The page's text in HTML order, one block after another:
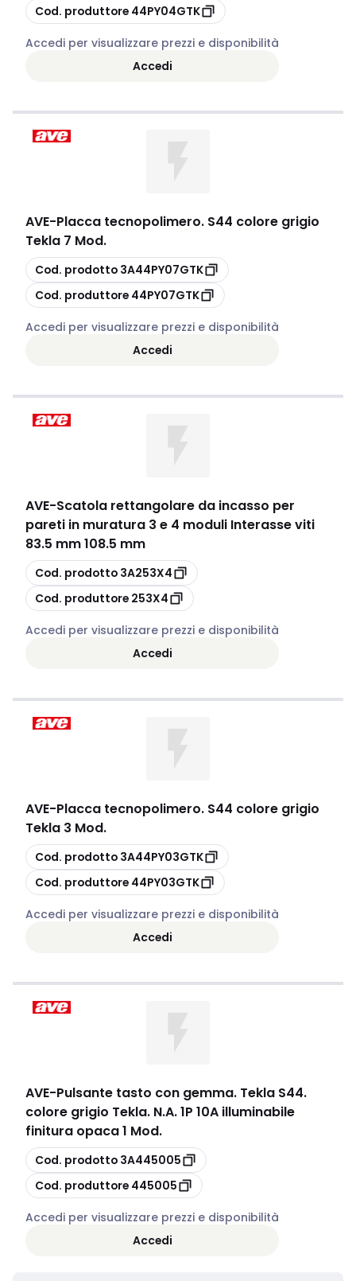
copia
Cod. produttore 44PY04GTK
Accedi per visualizzare prezzi e disponibilità
Accedi
AVE-Placca tecnopolimero. S44 colore grigio
Tekla 7 Mod.
copia
Cod. prodotto 3A44PY07GTK
copia
Cod. produttore 44PY07GTK
Accedi per visualizzare prezzi e disponibilità
Accedi
AVE-Scatola rettangolare da incasso per
pareti in muratura 3 e 4 moduli Interasse viti
83.5 mm 108.5 mm
copia
Cod. prodotto 3A253X4
copia
Cod. produttore 253X4
Accedi per visualizzare prezzi e disponibilità
Accedi
AVE-Placca tecnopolimero. S44 colore grigio
Tekla 3 Mod.
copia
Cod. prodotto 3A44PY03GTK
copia
Cod. produttore 44PY03GTK
Accedi per visualizzare prezzi e disponibilità
Accedi
AVE-Pulsante tasto con gemma. Tekla S44.
colore grigio Tekla. N.A. 1P 10A illuminabile
finitura opaca 1 Mod.
copia
Cod. prodotto 3A445005
copia
Cod. produttore 445005
Accedi per visualizzare prezzi e disponibilità
Accedi